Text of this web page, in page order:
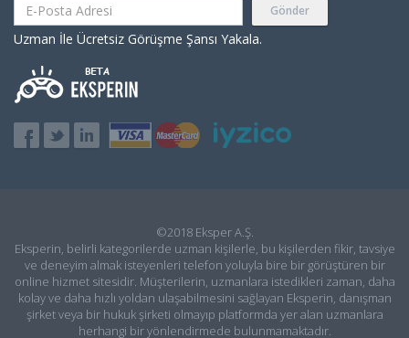
Gönder
Uzman İle Ücretsiz Görüşme Şansı Yakala.
©2018 Eksper A.Ş.
Eksperin, belirli kategorilerde uzman kişilerle, bu kişilerden fikir, tavsiye
ve deneyim almak isteyenleri telefon yoluyla bire bir görüştüren bir
online hizmet sitesidir. Müşterilerin, uzmanlara istedikleri zaman, daha
kolay ve daha hızlı yoldan ulaşabilmesini sağlayan Eksperin, danışman
şirket veya bir hukuk şirketi olmayıp platformda yer alan uzmanlara
herhangi bir yönlendirmede bulunmamaktadır.